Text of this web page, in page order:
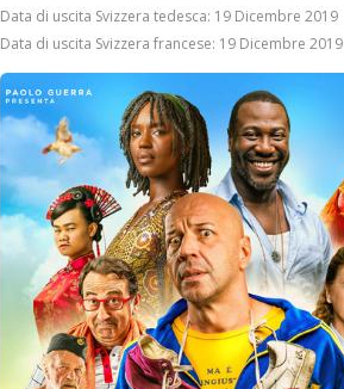
Data di uscita Svizzera tedesca: 19 Dicembre 2019
Data di uscita Svizzera francese: 19 Dicembre 2019